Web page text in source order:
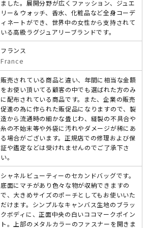
ました。展開分野が広くファッション、ジュエ
リー＆ウォッチ、香水、化粧品など全身コーデ
ィネートができ、世界中の女性から支持されて
いる高級ラグジュアリーブランドです。
フランス
France
販売されている商品と違い、年間に相当な金額
をお使い頂いてる顧客の中でも選ばれた方のみ
に配布されている商品です。また、企業の販売
促進の為に作られた販促品になりますので、製
造から流通時の細かな畳じわ、縫製の不具合や
糸の不始末等や外袋に汚れやダメージが稀にあ
る場合がございます。正規店での修理および保
証や鑑定などは受けれませんのでご了承下さ
い。
シャネルビューティーのセカンドバッグです。
底面にマチがあり色々な物が収納できますの
で、大きめサイズのポーチとしてもお使いいた
だけます。シンプルなキャンバス生地のブラッ
クボディに、正面中央の白いココマークポイン
ト。上部のメタルカラーのファスナーを開きま